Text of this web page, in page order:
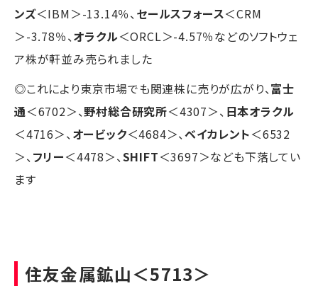
ンズ＜IBM＞-13.14％、 セールスフォース＜CRM
＞-3.78％、オラクル＜ORCL＞-4.57％などのソフトウェ
ア株が軒並み売られました
◎これにより東京市場でも関連株に売りが広がり、富士
通＜6702＞、野村総合研究所＜4307＞、 日本オラクル
＜4716＞、 オービック＜4684＞、ベイカレント＜6532
＞、 フリー＜4478＞、SHIFT＜3697＞なども下落してい
ます
住友金属鉱山＜5713＞